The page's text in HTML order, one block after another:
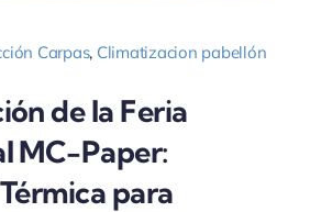
Carpas, Climatizacion pabellón
de la Feria
MC-Paper:
para